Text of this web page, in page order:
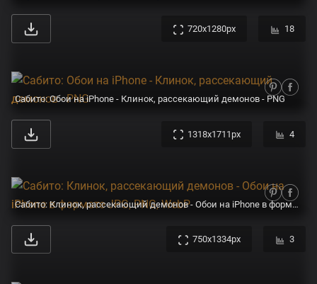
720x1280px 18
Сабито: Обои на iPhone - Клинок, рассекающий демонов - PNG
1318x1711px 4
Сабито: Клинок, рассекающий демонов - Обои на iPhone в формате JPG, PNG, WebP
750x1334px 3